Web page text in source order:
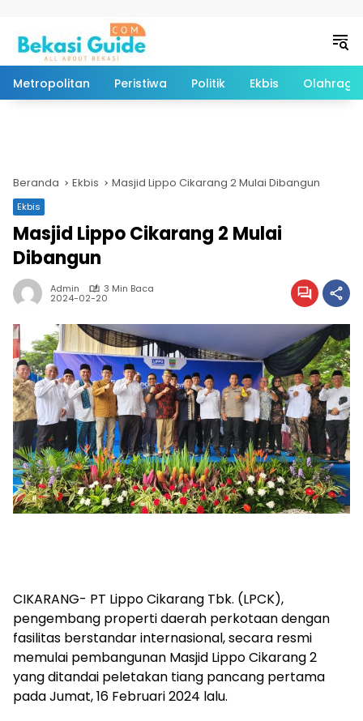
Metropolitan Peristiwa Politik Ekbis Olahraga
Beranda Ekbis Masjid Lippo Cikarang 2 Mulai Dibangun
Ekbis
Masjid Lippo Cikarang 2 Mulai
Dibangun
Admin 3 Min Baca
2024-02-20
CIKARANG- PT Lippo Cikarang Tbk. (LPCK),
pengembang properti daerah perkotaan dengan
fasilitas berstandar internasional, secara resmi
memulai pembangunan Masjid Lippo Cikarang 2
yang ditandai peletakan tiang pancang pertama
pada Jumat, 16 Februari 2024 lalu.